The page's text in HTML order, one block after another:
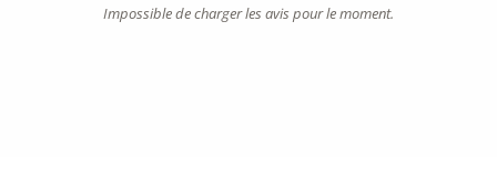
Impossible de charger les avis pour le moment.